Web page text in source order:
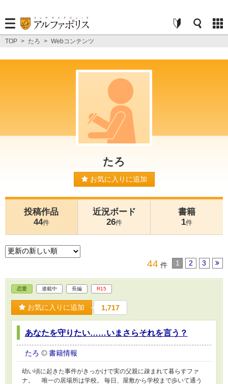
TOP > たろ > Webコンテンツ
たろ
お気に入りに追加
投稿作品
44件
近況ボード
26件
書籍
1件
44 件 1 2 3
恋愛 連載中 長編 R15
お気に入りに追加 1,717
あなたを守りたい……いまさらそれを言う？
たろ 書籍情報
幼い頃に起きた事件がきっかけで実の父親に疎まれて暮らすファ
ナ。 唯一の居場所は学校。 毎日、屋敷から学校まで歩いて通う